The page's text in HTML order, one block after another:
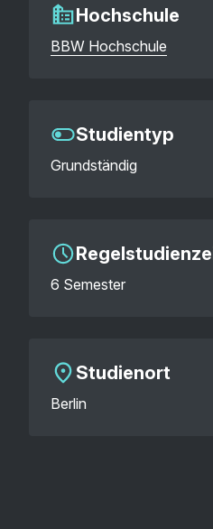
Hochschule
BBW Hochschule
Studientyp
Grundständig
6 Semester
Studienort
Berlin